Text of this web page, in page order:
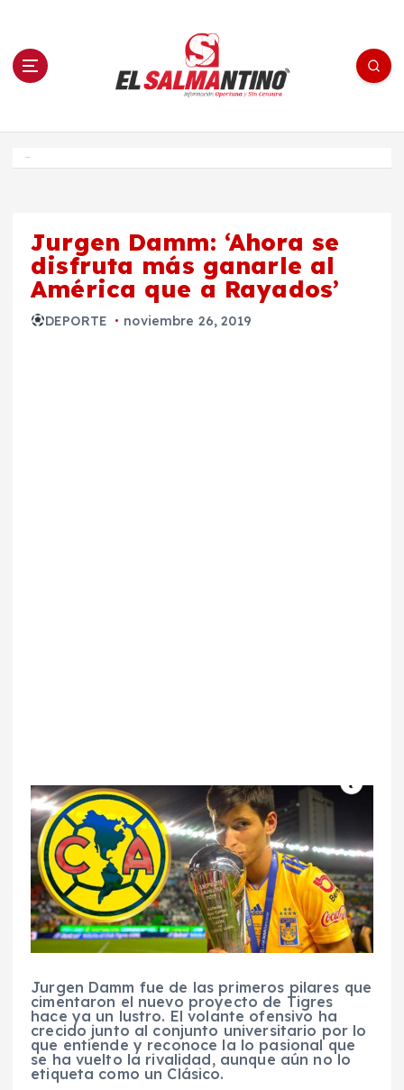
n El Salmantino - medios/noticias/editorial
Jurgen Damm: ‘Ahora se
disfruta más ganarle al
América que a Rayados’
DEPORTE noviembre 26, 2019
Jurgen Damm fue de las primeros pilares que
cimentaron el nuevo proyecto de Tigres
hace ya un lustro. El volante ofensivo ha
crecido junto al conjunto universitario por lo
que entiende y reconoce la lo pasional que
se ha vuelto la rivalidad, aunque aún no lo
etiqueta como un Clásico.